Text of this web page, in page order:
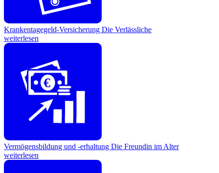
Krankentagegeld-Versicherung Die Verlässliche
weiterlesen
€
Vermögensbildung und -erhaltung Die Freundin im Alter
weiterlesen